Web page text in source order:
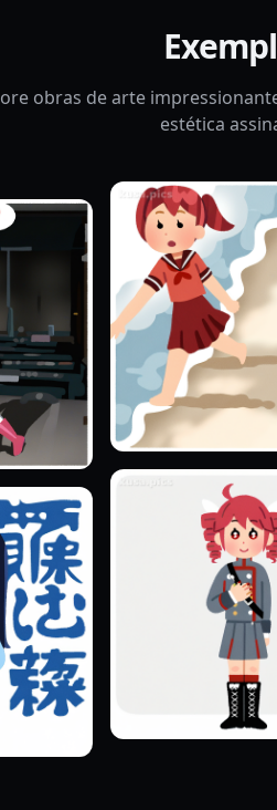
obras de arte
estética